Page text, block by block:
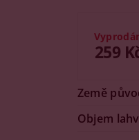
259
Země
Objem